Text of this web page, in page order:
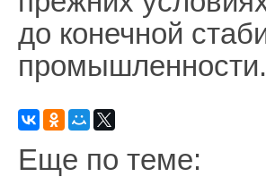
до конечной
промышленности.
Еще по теме: